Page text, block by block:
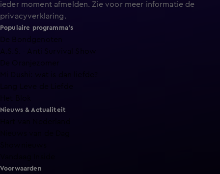
ieder moment afmelden. Zie voor meer informatie de
privacyverklaring.
Populaire programma's
De Bondgenoten
A.S.S. - Anti Survival Show
De Oranjezomer
Mi Dushi: wat is dan liefde?
Lang Leve de Liefde
Nieuws & Actualiteit
Voorwaarden